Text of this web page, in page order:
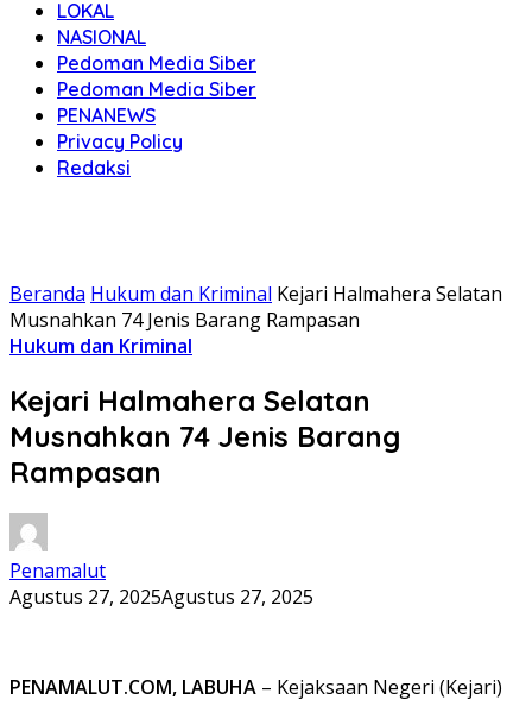
LOKAL
NASIONAL
Pedoman Media Siber
Pedoman Media Siber
PENANEWS
Privacy Policy
Redaksi
Beranda Hukum dan Kriminal Kejari Halmahera Selatan
Musnahkan 74 Jenis Barang Rampasan
Hukum dan Kriminal
Kejari Halmahera Selatan
Musnahkan 74 Jenis Barang
Rampasan
Penamalut
Agustus 27, 2025Agustus 27, 2025
PENAMALUT.COM, LABUHA – Kejaksaan Negeri (Kejari)